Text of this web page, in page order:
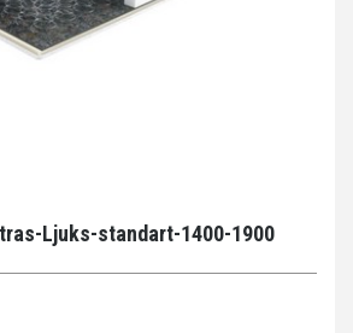
Ljuks-standart-1400-1900